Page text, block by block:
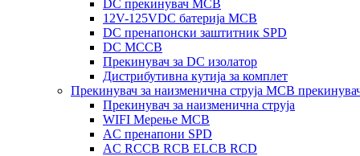
DC прекинувач MCB
12V-125VDC батерија MCB
DC пренапонски заштитник SPD
DC MCCB
Прекинувач за DC изолатор
Дистрибутивна кутија за комплет
Прекинувач за наизменична струја MCB
Прекинувач за наизменична струја
WIFI Мерење MCB
AC пренапони SPD
AC RCCB RCB ELCB RCD